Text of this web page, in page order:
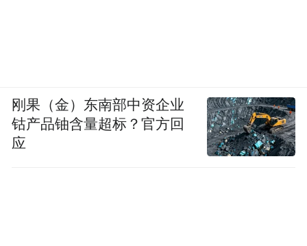
刚果（金）东南部中资企业
钴产品铀含量超标？官方回
应